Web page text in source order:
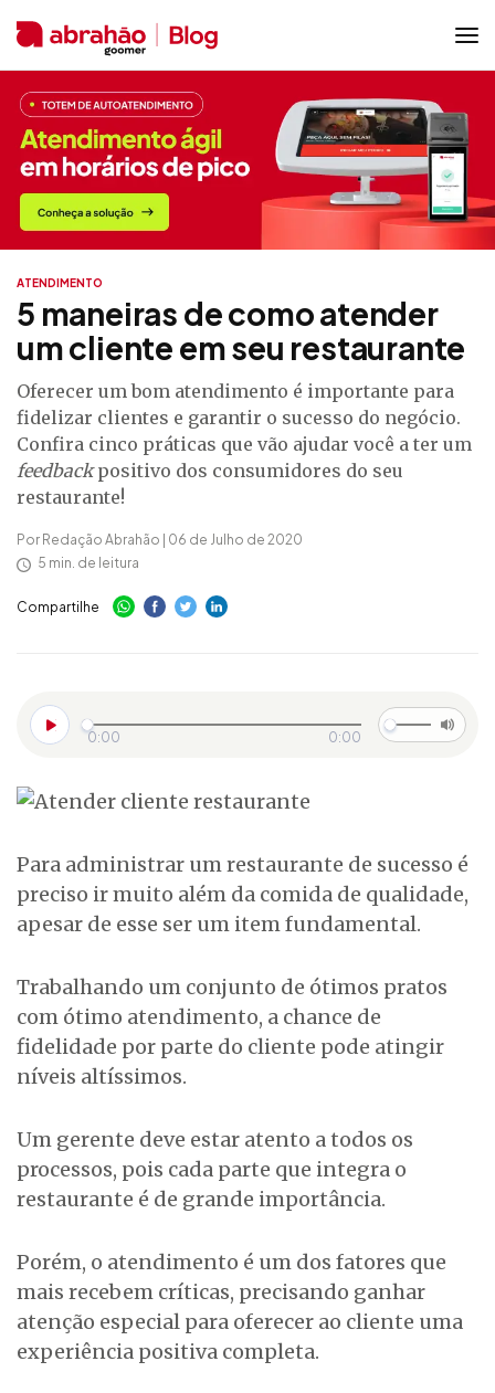
ATENDIMENTO
5 maneiras de como atender
um cliente em seu restaurante
Oferecer um bom atendimento é importante para
fidelizar clientes e garantir o sucesso do negócio.
Confira cinco práticas que vão ajudar você a ter um
feedbackpositivo dos consumidores do seu
restaurante!
Por Redação Abrahão | 06 de Julho de 2020
5 min. de leitura
Compartilhe
0:00 0:00
Para administrar um restaurante de sucesso é
preciso ir muito além da comida de qualidade,
apesar de esse ser um item fundamental.
Trabalhando um conjunto de ótimos pratos
com ótimo atendimento, a chance de
fidelidade por parte do cliente pode atingir
níveis altíssimos.
Um gerente deve estar atento a todos os
processos, pois cada parte que integra o
restaurante é de grande importância.
Porém, o atendimento é um dos fatores que
mais recebem críticas, precisando ganhar
atenção especial para oferecer ao cliente uma
experiência positiva completa.